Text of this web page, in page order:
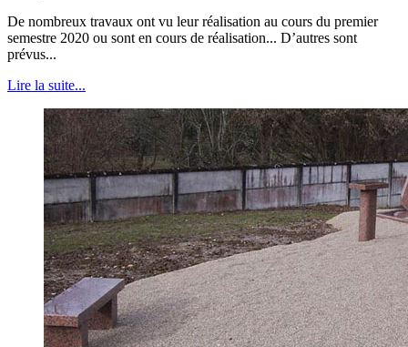
De nombreux travaux ont vu leur réalisation au cours du premier
semestre 2020 ou sont en cours de réalisation... D’autres sont
prévus...
Lire la suite...